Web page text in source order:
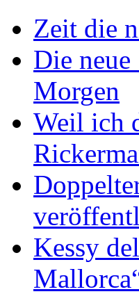
Zeit die
Die
Morgen
Weil ich
Kessy